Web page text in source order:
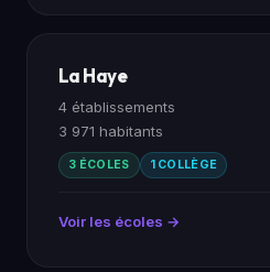
La Haye
4 établissements
3 971 habitants
3 ÉCOLES 1 COLLÈGE
Voir les écoles →